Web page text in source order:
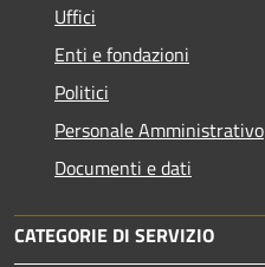
Uffici
Enti e fondazioni
Politici
Personale Amministrativo
Documenti e dati
CATEGORIE DI SERVIZIO